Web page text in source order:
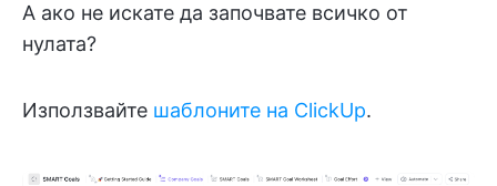
А ако не искате да започвате всичко от
нулата?
Използвайте шаблоните на ClickUp.